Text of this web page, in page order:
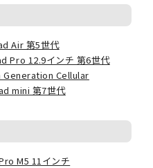
Air 第5世代
Pro 12.9インチ 第6世代
Generation Cellular
mini 第7世代
M5 11インチ